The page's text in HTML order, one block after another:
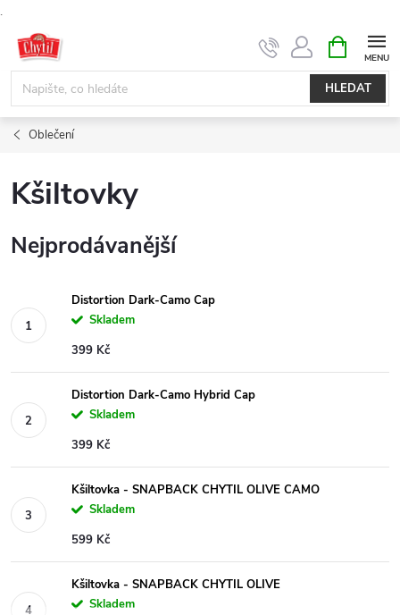
.
obsah
HLEDAT
NÁKUPNÍ
KOŠÍK
Oblečení
Kšiltovky
Nejprodávanější
Distortion Dark-Camo Cap
Skladem
399 Kč
Distortion Dark-Camo Hybrid Cap
Skladem
399 Kč
Kšiltovka - SNAPBACK CHYTIL OLIVE CAMO
Skladem
599 Kč
Kšiltovka - SNAPBACK CHYTIL OLIVE
Skladem